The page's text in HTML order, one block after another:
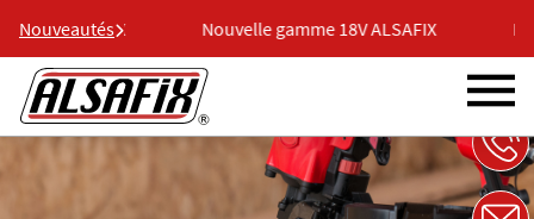
Nouveautés
18V ALSAFIX Nouvelle gamme 18V ALSAFIX